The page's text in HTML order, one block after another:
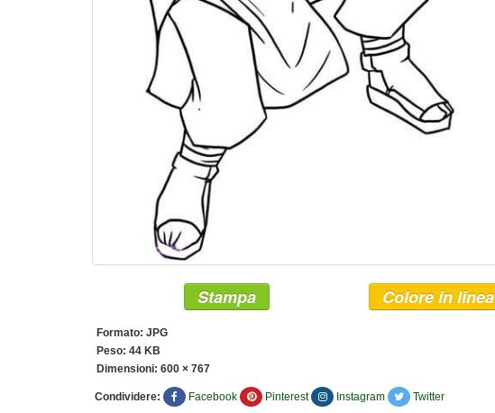
Stampa Colore in linea
Formato: JPG
Peso: 44 KB
Dimensioni: 600 × 767
Condividere: Facebook Pinterest Instagram Twitter